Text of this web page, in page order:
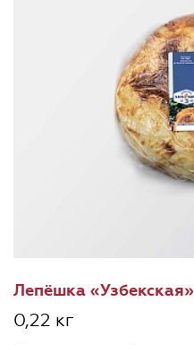
Лепёшка «Узбекская»
0,22 кг